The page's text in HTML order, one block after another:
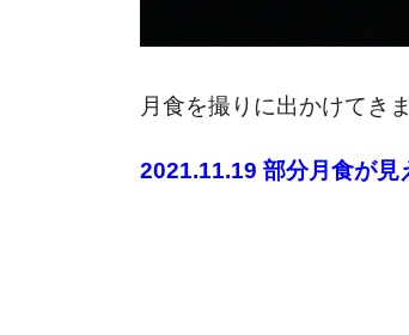
月食を撮りに出かけてき
2021.11.19 部分月食が